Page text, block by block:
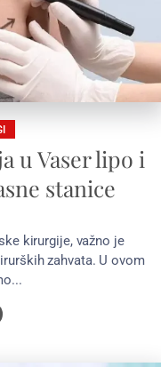
u Vaser lipo i
stanice
kirurgije, važno je
zahvata. U ovom